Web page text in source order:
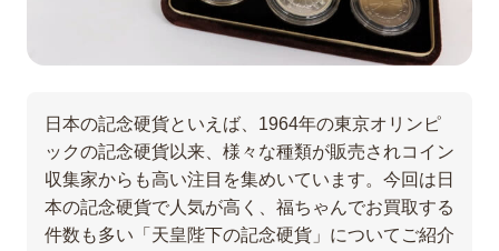
日本の記念硬貨といえば、1964年の東京オリンピ
ックの記念硬貨以来、様々な種類が販売されコイン
収集家からも高い注目を集めいています。今回は日
本の記念硬貨で人気が高く、福ちゃんでお買取する
件数も多い「天皇陛下の記念硬貨」についてご紹介